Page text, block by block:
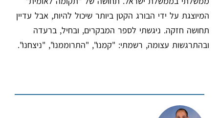
המיוצגת על ידי הבורג הקטן ביותר שיכול להיות, אבל עדיין
תחושה חזקה. ניגשתי לספר המבקרים, ובחיל, ברעדה
ובהתרגשות עצומה, רשמתי: "קמנו", "התרוממנו", "ניצחנו".